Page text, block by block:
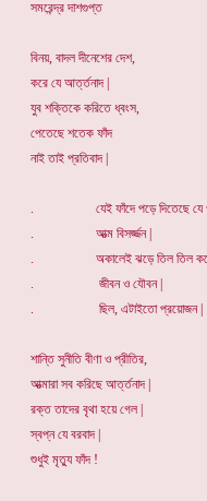
সমরেন্দ্র দাশগুপ্ত
বিনয়, বাদল দীনেশের দেশ,
করে যে আর্ত্তনাদ |
যুব শক্তিকে করিতে ধ্বংস,
পেতেছে শতেক ফাঁদ
নাই তাই প্রতিবাদ |
. যেই ফাঁদে পড়ে দিতেছে যে
. আত্ম বিসর্জ্জন |
. অকালেই ঝড়ে তিল তিল
. জীবন ও যৌবন |
. ছিল, এটাইতো প্রয়োজন |
শান্তি সুনীতি বীণা ও প্রীতির,
আত্মারা সব করিছে আর্ত্তনাদ |
রক্ত তাদের বৃথা হয়ে গেল |
স্বপ্ন যে বরবাদ |
শুধুই মৃত্যু ফাঁদ !